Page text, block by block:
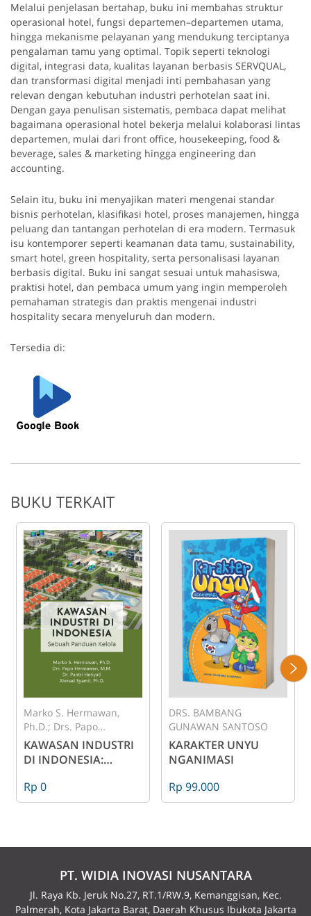
Melalui penjelasan bertahap, buku ini membahas struktur
operasional hotel, fungsi departemen–departemen utama,
hingga mekanisme pelayanan yang mendukung terciptanya
pengalaman tamu yang optimal. Topik seperti teknologi
digital, integrasi data, kualitas layanan berbasis SERVQUAL,
dan transformasi digital menjadi inti pembahasan yang
relevan dengan kebutuhan industri perhotelan saat ini.
Dengan gaya penulisan sistematis, pembaca dapat melihat
bagaimana operasional hotel bekerja melalui kolaborasi lintas
departemen, mulai dari front office, housekeeping, food &
beverage, sales & marketing hingga engineering dan
accounting.
Selain itu, buku ini menyajikan materi mengenai standar
bisnis perhotelan, klasifikasi hotel, proses manajemen, hingga
peluang dan tantangan perhotelan di era modern. Termasuk
isu kontemporer seperti keamanan data tamu, sustainability,
smart hotel, green hospitality, serta personalisasi layanan
berbasis digital. Buku ini sangat sesuai untuk mahasiswa,
praktisi hotel, dan pembaca umum yang ingin memperoleh
pemahaman strategis dan praktis mengenai industri
hospitality secara menyeluruh dan modern.
Tersedia di:
BUKU TERKAIT
Marko S. Hermawan,
Ph.D.; Drs. Papo
Hermawan, M.M.; Dr.
Pantri Heriyati; Ahmad
Syamil, Ph.D.
KAWASAN INDUSTRI
DI INDONESIA:
Kelola
Rp 0
DRS. BAMBANG
GUNAWAN SANTOSO
KARAKTER UNYU
NGANIMASI
Rp 99.000
PT. WIDIA INOVASI NUSANTARA
Jl. Raya Kb. Jeruk No.27, RT.1/RW.9, Kemanggisan, Kec.
Palmerah, Kota Jakarta Barat, Daerah Khusus Ibukota Jakarta